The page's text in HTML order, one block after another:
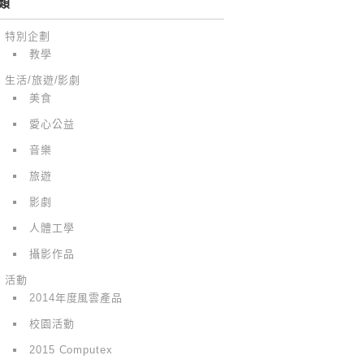
特別企劃
教學
生活/旅遊/影劇
美食
愛心公益
音樂
旅遊
影劇
人體工學
攝影作品
活動
2014年度風雲產品
校園活動
2015 Computex